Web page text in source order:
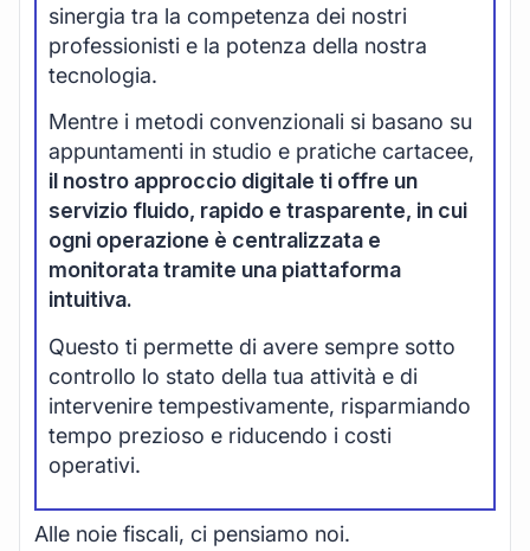
sinergia tra la competenza dei nostri
professionisti e la potenza della nostra
tecnologia.
Mentre i metodi convenzionali si basano su
appuntamenti in studio e pratiche cartacee,
il nostro approccio digitale ti offre un
servizio fluido, rapido e trasparente, in cui
ogni operazione è centralizzata e
monitorata tramite una piattaforma
intuitiva.
Questo ti permette di avere sempre sotto
controllo lo stato della tua attività e di
intervenire tempestivamente, risparmiando
tempo prezioso e riducendo i costi
operativi.
Alle noie fiscali, ci pensiamo noi.